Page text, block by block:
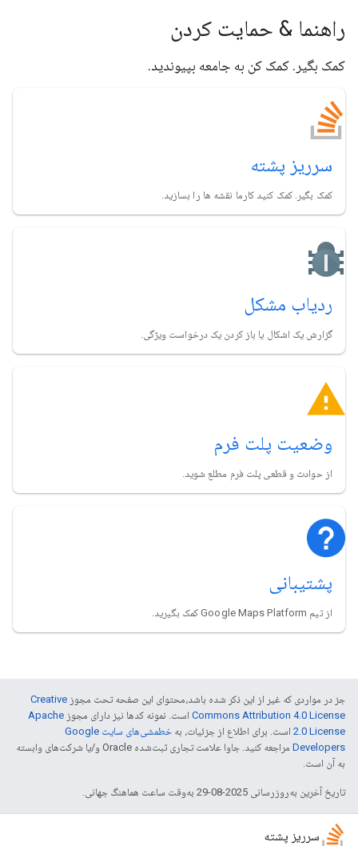
راهنما & حمایت کردن
کمک بگیر. کمک کن به جامعه بپیوندید.
سرریز پشته
کمک بگیر. کمک کنید کارما نقشه ها را بسازید.
ردیاب مشکل
گزارش یک اشکال یا باز کردن یک درخواست ویژگی.
وضعیت پلت فرم
از حوادث و قطعی پلت فرم مطلع شوید.
پشتیبانی
از تیم Google Maps Platform کمک بگیرید.
جز در مواردی که غیر از این ذکر شده باشد،‌محتوای این صفحه تحت مجوز Creative
Commons Attribution 4.0 License است. نمونه کدها نیز دارای مجوز Apache
2.0 License است. برای اطلاع از جزئیات، به
خطمشی‌های سایت Google
Developers‏
مراجعه کنید. جاوا علامت تجاری ثبت‌شده Oracle و/یا شرکت‌های وابسته
به آن است.
تاریخ آخرین به‌روزرسانی 2025-08-29 به‌وقت ساعت هماهنگ جهانی.
سرریز پشته